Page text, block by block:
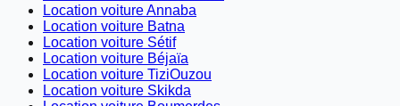
Location voiture Annaba
Location voiture Batna
Location voiture Sétif
Location voiture Béjaïa
Location voiture TiziOuzou
Location voiture Skikda